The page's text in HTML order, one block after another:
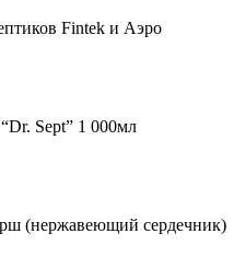
Fintek и Аэро
Sept” 1 000мл
(нержавеющий сердечник)